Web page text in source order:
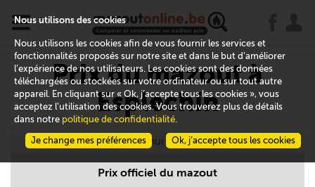
x
Prix du mazout à
Esplechin
Aujourd'hui le 09/08
Prix officiel du mazout
Nous utilisons des cookies
Nous utilisons les cookies afin de vous fournir les services et
fonctionnalités proposés sur notre site et dans le but d’améliorer
l’expérience de nos utilisateurs. Les cookies sont des données
téléchargées ou stockées sur votre ordinateur ou sur tout autre
appareil. En cliquant sur « Ok, j’accepte tous les cookies », vous
acceptez l’utilisation des cookies. Vous trouverez plus de détails
dans notre politique de confidentialité.
Ok, j’accepte tous les cookies
Je change mes préférences